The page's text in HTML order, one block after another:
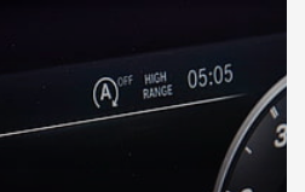
INSPECTION AUTO en Albanie